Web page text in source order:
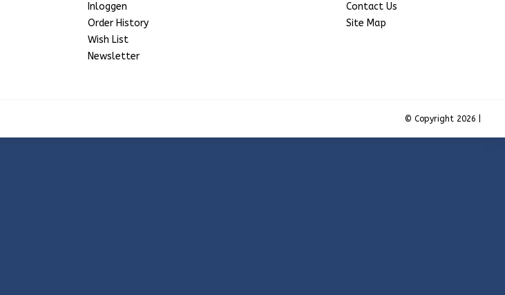
Inloggen
Order History
Wish List
Newsletter
Contact Us
Site Map
© Copyright 2026 |